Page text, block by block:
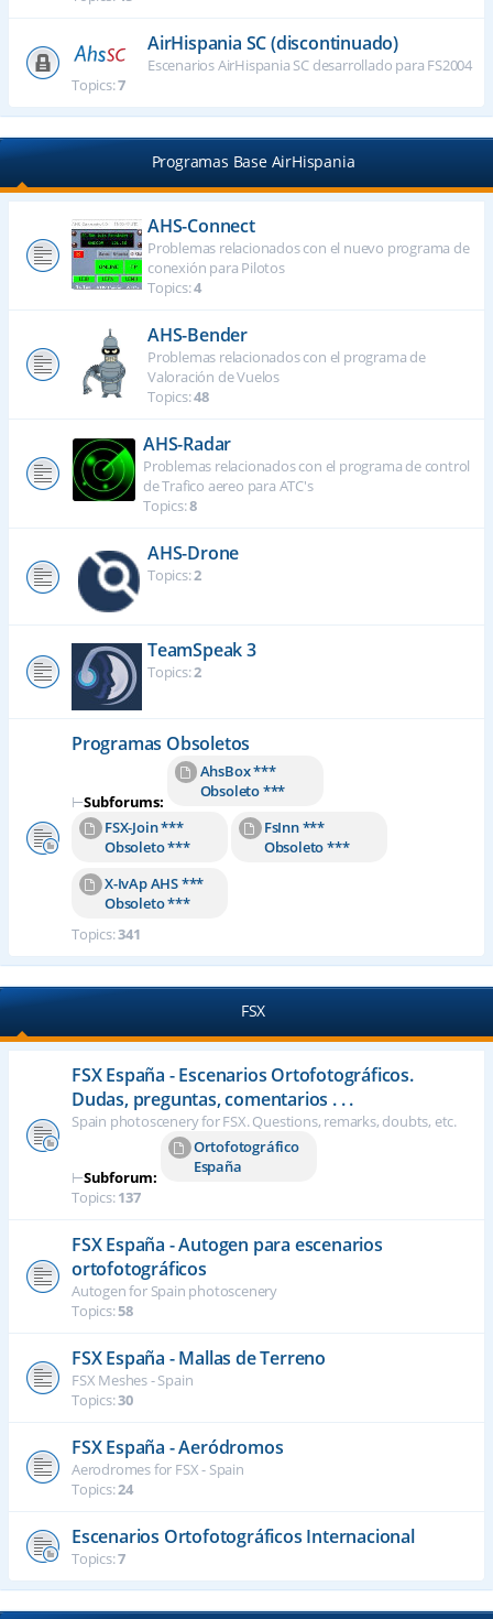
AirHispania SC (discontinuado)
Escenarios AirHispania SC desarrollado para FS2004
Topics:7
Programas Base AirHispania
AHS-Connect
Problemas relacionados con el nuevo programa de
conexión para Pilotos
Topics:4
AHS-Bender
Problemas relacionados con el programa de
Valoración de Vuelos
Topics:48
AHS-Radar
Problemas relacionados con el programa de control
de Trafico aereo para ATC's
Topics:8
AHS-Drone
Topics:2
TeamSpeak 3
Topics:2
Programas Obsoletos
⊢Subforums:
AhsBox ***
Obsoleto ***
FSX-Join ***
Obsoleto ***
FsInn ***
Obsoleto ***
X-IvAp AHS ***
Obsoleto ***
Topics:341
FSX
FSX España - Escenarios Ortofotográficos.
Dudas, preguntas, comentarios . . .
Spain photoscenery for FSX. Questions, remarks, doubts, etc.
⊢Subforum:
Ortofotográfico
España
Topics:137
FSX España - Autogen para escenarios
ortofotográficos
Autogen for Spain photoscenery
Topics:58
FSX España - Mallas de Terreno
FSX Meshes - Spain
Topics:30
FSX España - Aeródromos
Aerodromes for FSX - Spain
Topics:24
Escenarios Ortofotográficos Internacional
Topics:7